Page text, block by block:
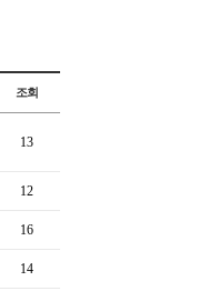
조회
13
12
16
14